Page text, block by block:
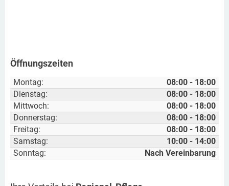
Öffnungszeiten
Montag:
08:00 - 18:00
Dienstag:
08:00 - 18:00
Mittwoch:
08:00 - 18:00
Donnerstag:
08:00 - 18:00
Freitag:
08:00 - 18:00
Samstag:
10:00 - 14:00
Sonntag:
Nach Vereinbarung